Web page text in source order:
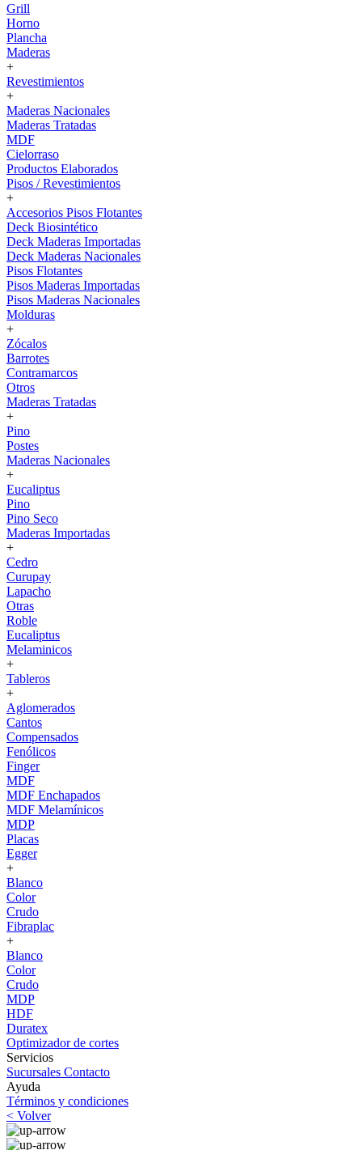
Grill
Horno
Plancha
Maderas
+
Revestimientos
+
Maderas Nacionales
Maderas Tratadas
MDF
Cielorraso
Productos Elaborados
Pisos / Revestimientos
+
Accesorios Pisos Flotantes
Deck Biosintético
Deck Maderas Importadas
Deck Maderas Nacionales
Pisos Flotantes
Pisos Maderas Importadas
Pisos Maderas Nacionales
Molduras
+
Zócalos
Barrotes
Contramarcos
Otros
Maderas Tratadas
+
Pino
Postes
Maderas Nacionales
+
Eucaliptus
Pino
Pino Seco
Maderas Importadas
+
Cedro
Curupay
Lapacho
Otras
Roble
Eucaliptus
Melaminicos
+
Tableros
+
Aglomerados
Cantos
Compensados
Fenólicos
Finger
MDF
MDF Enchapados
MDF Melamínicos
MDP
Placas
Egger
+
Blanco
Color
Crudo
Fibraplac
+
Blanco
Color
Crudo
MDP
HDF
Duratex
Optimizador de cortes
Servicios
Sucursales Contacto
Ayuda
Términos y condiciones
< Volver